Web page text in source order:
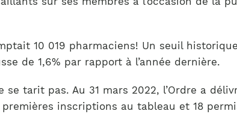
10 019 pharmaciens! Un seuil
de 1,6% par rapport à l’année dernière.
se tarit pas. Au 31 mars 2022, l’Ordre a
inscriptions au tableau et 18